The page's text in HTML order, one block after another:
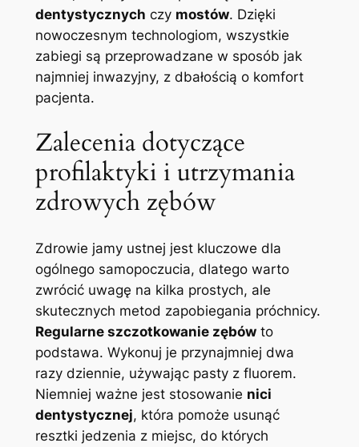
dentystycznych czy mostów. Dzięki
nowoczesnym technologiom, wszystkie
zabiegi są przeprowadzane w sposób jak
najmniej inwazyjny, z dbałością o komfort
pacjenta.
Zalecenia dotyczące
profilaktyki i utrzymania
zdrowych zębów
Zdrowie jamy ustnej jest kluczowe dla
ogólnego samopoczucia, dlatego warto
zwrócić uwagę na kilka prostych, ale
skutecznych metod zapobiegania próchnicy.
Regularne szczotkowanie zębówto
podstawa. Wykonuj je przynajmniej dwa
razy dziennie, używając pasty z fluorem.
Niemniej ważne jest stosowanie nici
dentystycznej, która pomoże usunąć
resztki jedzenia z miejsc, do których